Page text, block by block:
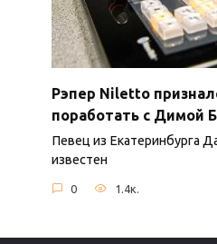
Рэпер Niletto
поработать с Димой
Певец из Екатеринбурга
известен
0 1.4к.